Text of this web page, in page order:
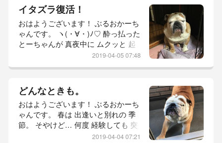
オデコに 落とした！ どっち 勝った
と思う？ （*｀▽´*）ｳﾋｮﾋｮ とーちゃ
んの オデコは 無傷！ 携帯の画面 割
れましてんでー！！！ とーちゃん
デコ最強やな。 それでは 参りまし
イタズラ復活！
おはようございます！ ぶるおかーち
ゃんです。 ヽ(・∀・)ﾉ♡ 酔っ払った
とーちゃんが 真夜中に ムクッと 起
きてきて クローゼットに 向かい… Σ
レに 誘導。 (—＿—) 起きとって 良
かった。 てか 部屋で シッコは 坊っ
ちゃんだけで 十分やし。 それでは
参りましょう！ 本日の 坊っちゃん
レポ。 【 おはよ
2019-04-05 07:48
どんなときも。
おはようございます！ ぶるおかーち
ゃんです。 春は 出逢いと別れの 季
節。 そやけど… 何度 経験しても 突
然の別れは 慣れませんね。 心が付
2019-04-04 07:21